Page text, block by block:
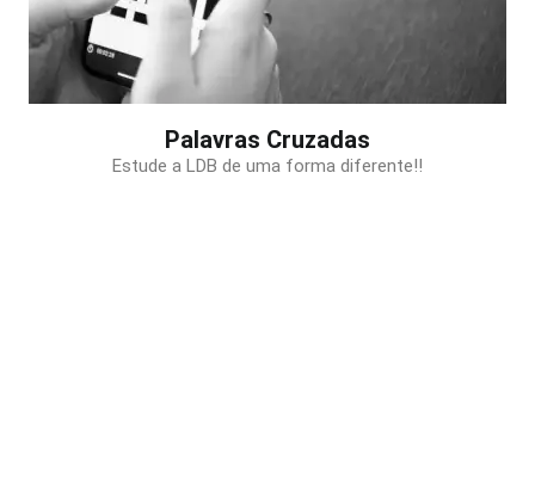
Palavras Cruzadas
Estude a LDB de uma forma diferente!!